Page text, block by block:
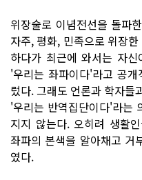
위장술로 이념전선을 돌파
자주, 평화, 민족으로 위장
하다가 최근에 와서는 자
'우리는 좌파이다'라고 공
렀다. 그래도 언론과 학자들
'우리는 반역집단이다'라는
지지 않는다. 오히려 생활
좌파의 본색을 알아채고 거
였다.